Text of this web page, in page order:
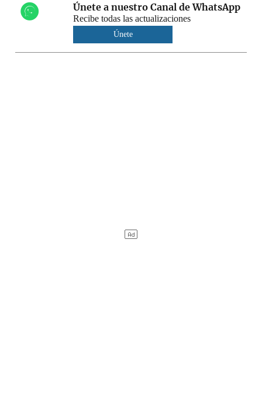
Únete a nuestro Canal de WhatsApp
Recibe todas las actualizaciones
Únete